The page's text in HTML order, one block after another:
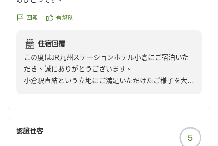
またお迎えできます日を、スタッフ一同心よりお待ち申
宿泊支配人
https://review.travel.rakuten.co.jp/hotel/voice/974?
回報 有幫助
住宿回覆
この度はJR九州ステーションホテル小倉にご宿泊いた
だき、誠にありがとうございます。
小倉駅直結という立地にご満足いただけたご様子を大変
お客さまにゆったりとしたひとときをお過ごしいただけ
るよう、上質で心地よい空間づくりに努めておりますの
認證住客
5